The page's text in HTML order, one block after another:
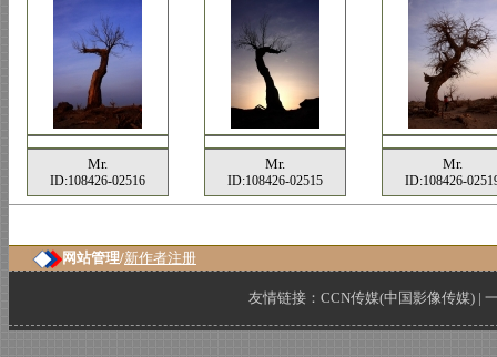
Mr.
ID:108426-02516
Mr.
ID:108426-02515
Mr.
ID:108426-
网站管理/新作者注册
友情链接： CCN传媒(中国影像传媒) |